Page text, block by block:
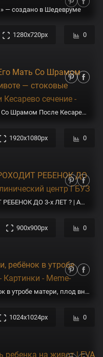
— создано в Шедевруме
1280x720px 0
Новорожденный Ребенок И Его Мать Со Шрамом После Кесарева Сечения На Животе — стоковые фотографии и другие картинки Кесарево сечение - iStock
1920x1080px 0
КАКИЕ ЭТАПЫ РАЗВИТИЯ ПРОХОДИТ РЕБЕНОК ДО 3-х ЛЕТ ? | Амбулаторно-поликлинический центр ГБУЗ ДГП №118 ДЗМ
900x900px 0
Создать мем \"утробе матери, ребёнок в утробе матери, плод внутриутробно\" - Картинки - Meme-arsenal.com
1024x1024px 0